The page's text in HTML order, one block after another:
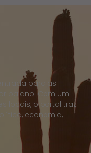
para as
baiano. Com um
locais, o portal traz
economia,